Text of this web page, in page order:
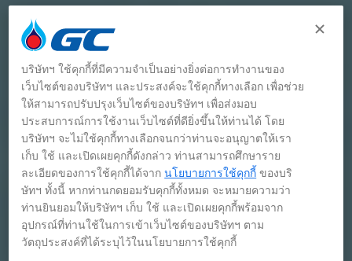
บริษัทฯ ใช้คุกกี้ที่มีความจำเป็นอย่างยิ่งต่อการทำงานของ
เว็บไซต์ของบริษัทฯ และประสงค์จะใช้คุกกี้ทางเลือก เพื่อช่วย
ให้สามารถปรับปรุงเว็บไซต์ของบริษัทฯ เพื่อส่งมอบ
ประสบการณ์การใช้งานเว็บไซต์ที่ดียิ่งขึ้นให้ท่านได้ โดย
บริษัทฯ จะไม่ใช้คุกกี้ทางเลือกจนกว่าท่านจะอนุญาตให้เรา
เก็บ ใช้ และเปิดเผยคุกกี้ดังกล่าว ท่านสามารถศึกษาราย
ละเอียดของการใช้คุกกี้ได้จากนโยบายการใช้คุกกี้ ของบริ
ษัทฯ ทั้งนี้ หากท่านกดยอมรับคุกกี้ทั้งหมด จะหมายความว่า
ท่านยินยอมให้บริษัทฯ เก็บ ใช้ และเปิดเผยคุกกี้พร้อมจาก
อุปกรณ์ที่ท่านใช้ในการเข้าเว็บไซต์ของบริษัทฯ ตาม
วัตถุประสงค์ที่ได้ระบุไว้ในนโยบายการใช้คุกกี้